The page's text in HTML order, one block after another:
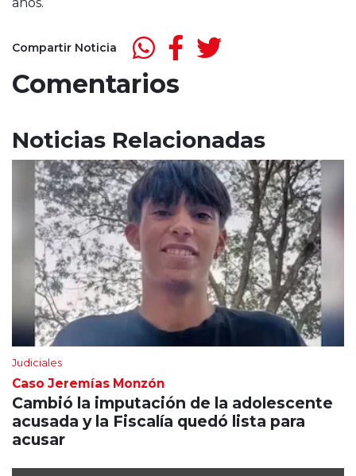
Compartir Noticia
Comentarios
Noticias Relacionadas
Judiciales
Caso Jeremías Monzón
Cambió la imputación de la adolescente
acusada y la Fiscalía quedó lista para
acusar